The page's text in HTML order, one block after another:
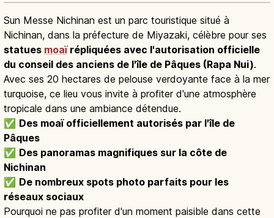
Sun Messe Nichinan est un parc touristique situé à
Nichinan, dans la préfecture de Miyazaki, célèbre pour ses
statues moaïrépliquées avec l'autorisation officielle
du conseil des anciens de l'île de Pâques (Rapa Nui).
Avec ses 20 hectares de pelouse verdoyante face à la mer
turquoise, ce lieu vous invite à profiter d'une atmosphère
tropicale dans une ambiance détendue.
✅ Des moaï officiellement autorisés par l'île de
Pâques
✅ Des panoramas magnifiques sur la côte de
Nichinan
✅ De nombreux spots photo parfaits pour les
réseaux sociaux
Pourquoi ne pas profiter d'un moment paisible dans cette